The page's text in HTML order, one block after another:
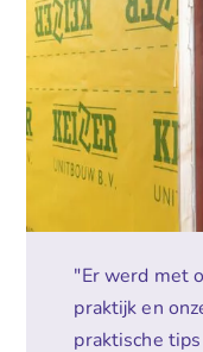
"Er werd met
praktijk en
praktische